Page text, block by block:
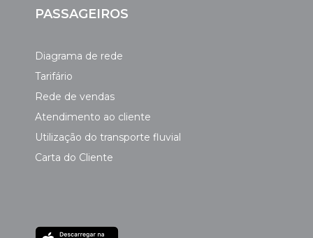
PASSAGEIROS
Diagrama de rede
Tarifário
Rede de vendas
Atendimento ao cliente
Utilização do transporte fluvial
Carta do Cliente